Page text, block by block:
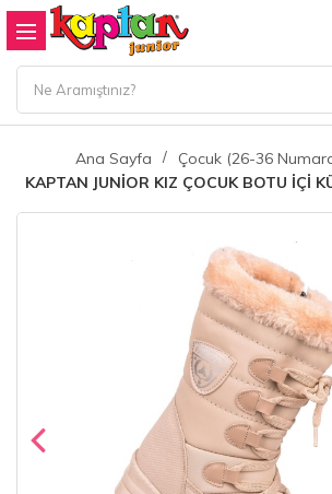
Ana Sayfa Çocuk (26-36
KAPTAN JUNİOR KIZ ÇOCUK BOTU İÇİ